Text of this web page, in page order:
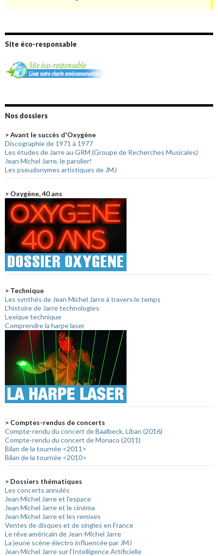
Site éco-responsable
Nos dossiers
> Avant le succès d'Oxygène
Discographie de 1971 à 1977
Les études de Jarre au GRM (Groupe de Recherches Musicales)
Jean Michel Jarre, le parolier!
Les pseudonymes artistiques de JMJ
> Oxygène, 40 ans
> Technique
Les synthés de Jean Michel Jarre à travers le temps
L'histoire de Jarre technologies
Lexique technique
Comprendre la harpe laser
> Comptes-rendus de concerts
Compte-rendu du concert de Baalbeck, Liban (2016)
Compte-rendu du concert de Monaco (2011)
Bilan de la tournée <2011>
Bilan de la tournée <2010>
> Dossiers thématiques
Les concerts annulés
Jean Michel Jarre et l'espace
Jean Michel Jarre et le cinéma
Jean Michel Jarre et les remixes
Ventes de disques et de singles en France
Le rêve américain de Jean-Michel Jarre
La jeune scène électro influencée par JMJ
Jean Michel Jarre sur l'Intelligence Artificielle